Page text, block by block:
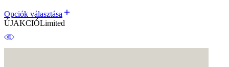
Opciók választása
ÚJAKCIÓLimited